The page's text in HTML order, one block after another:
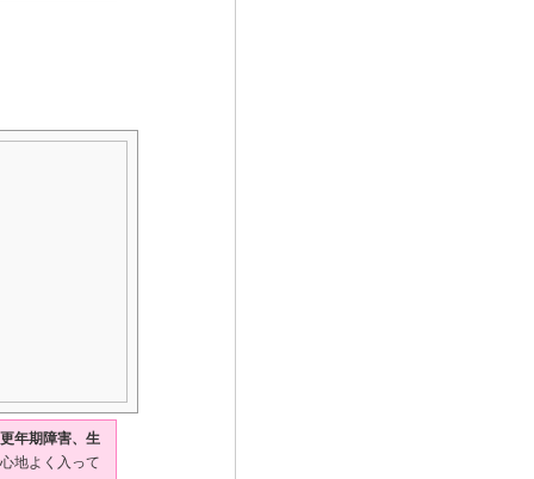
更年期障害、生
地よく入って